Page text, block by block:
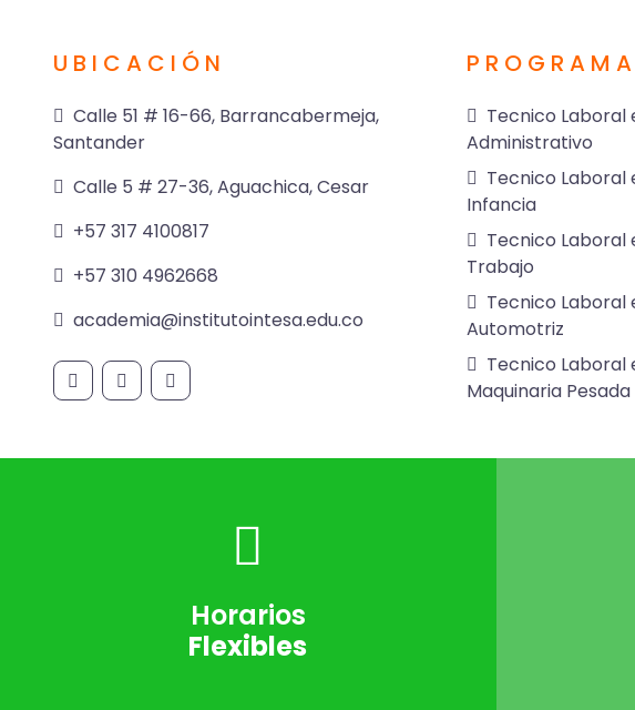
UBICACIÓN
Calle 51 # 16-66, Barrancabermeja,
Santander
Calle 5 # 27-36, Aguachica, Cesar
+57 317 4100817
+57 310 4962668
academia@institutointesa.edu.co
Tecnico Laboral
Administrativo
Tecnico Laboral
Infancia
Tecnico Laboral
Trabajo
Tecnico Laboral
Automotriz
Tecnico Laboral
Maquinaria Pesada
Horarios
Flexibles